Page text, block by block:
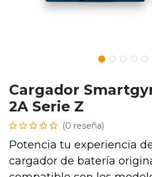
Cargador
2A Serie Z
(0 reseña)
Potencia tu experiencia
cargador de batería